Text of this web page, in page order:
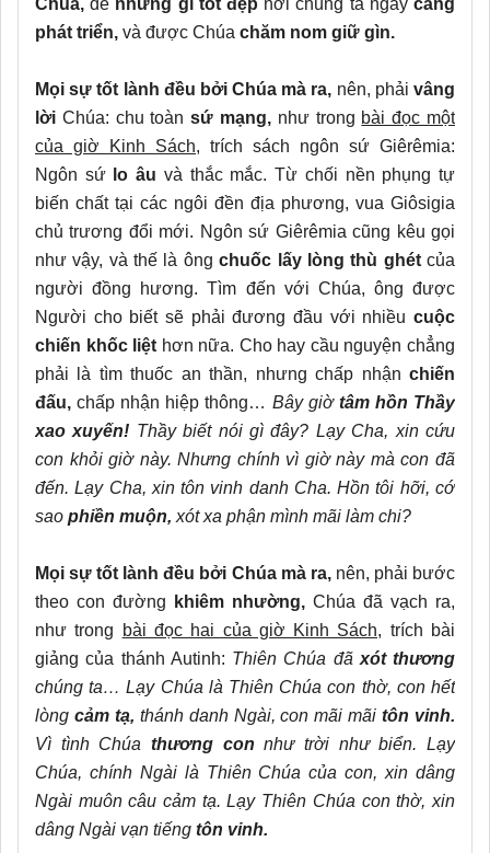
phát triển, và được Chúa chăm nom giữ gìn.
Mọi sự tốt lành đều bởi Chúa mà ra, nên, phảivâng
lời Chúa: chu toànsứ mạng, như trong bài đọc một
của giờ Kinh Sách, trích sách ngôn sứ Giêrêmia:
Ngôn sứ lo âu và thắc mắc. Từ chối nền phụng tự
biến chất tại các ngôi đền địa phương, vua Giôsigia
chủ trương đổi mới. Ngôn sứ Giêrêmia cũng kêu gọi
như vậy, và thế là ôngchuốc lấy lòng thù ghétcủa
người đồng hương. Tìm đến với Chúa, ông được
Người cho biết sẽ phải đương đầu với nhiều cuộc
chiến khốc liệt hơn nữa. Cho hay cầu nguyện chẳng
phải là tìm thuốc an thần, nhưng chấp nhận chiến
đấu, chấp nhận hiệp thông… Bây giờ tâm hồn Thầy
xao xuyến! Thầy biết nói gì đây? Lạy Cha, xin cứu
con khỏi giờ này. Nhưng chính vì giờ này mà con đã
đến. Lạy Cha, xin tôn vinh danh Cha. Hồn tôi hỡi, cớ
sao phiền muộn, xót xa phận mình mãi làm chi?
Mọi sự tốt lành đều bởi Chúa mà ra,nên, phải bước
theo con đường
khiêm nhường, Chúa đã vạch ra,
như trong
bài đọc hai của giờ Kinh Sách, trích bài
giảng của thánh Autinh: Thiên Chúa đã xót thương
chúng ta… Lạy Chúa là Thiên Chúa con thờ, con hết
lòng cảm tạ, thánh danh Ngài, con mãi mãitôn vinh.
Vì tình Chúa thương con như trời như biển. Lạy
Chúa, chính Ngài là Thiên Chúa của con, xin dâng
Ngài muôn câu cảm tạ. Lạy Thiên Chúa con thờ, xin
dâng Ngài vạn tiếng tôn vinh.